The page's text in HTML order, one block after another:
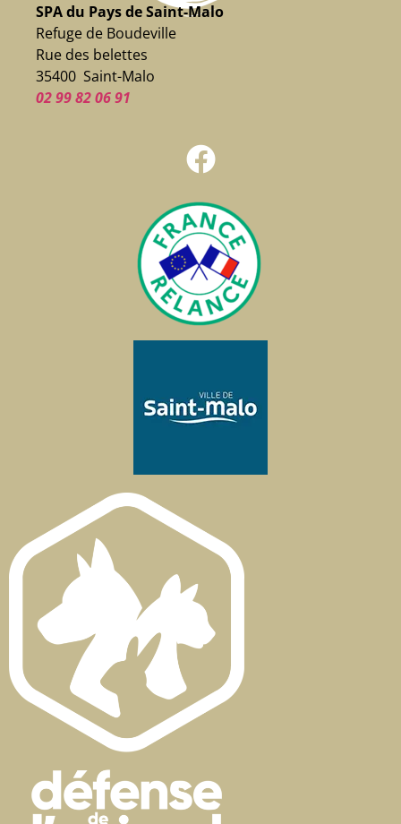
SPA du Pays de Saint-Malo
Refuge de Boudeville
Rue des belettes
35400 Saint-Malo
02 99 82 06 91